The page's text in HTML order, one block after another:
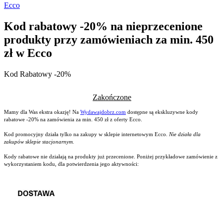
Ecco
Kod rabatowy -20% na nieprzecenione
produkty przy zamówieniach za min. 450
zł w Ecco
Kod Rabatowy -20%
Zakończone
Mamy dla Was ekstra okazję! Na Wydawajdobrz.com dostępne są ekskluzywne kody
rabatowe -20% na zamówienia za min. 450 zł z oferty Ecco.
Kod promocyjny działa tylko na zakupy w sklepie internetowym Ecco. Nie działa dla
zakupów sklepie stacjonarnym.
Kody rabatowe nie działają na produkty już przecenione. Poniżej przykładowe zamówienie z
wykorzystaniem kodu, dla potwierdzenia jego aktywności: